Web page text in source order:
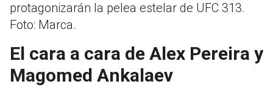
protagonizarán la pelea estelar de UFC 313.
Foto: Marca.
El cara a cara de Alex Pereira y
Magomed Ankalaev